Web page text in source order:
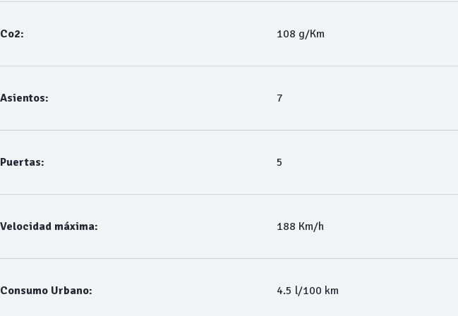
Co2: 108 g/Km
Asientos: 7
Puertas: 5
Velocidad máxima: 188 Km/h
Consumo Urbano: 4.5 l/100 km